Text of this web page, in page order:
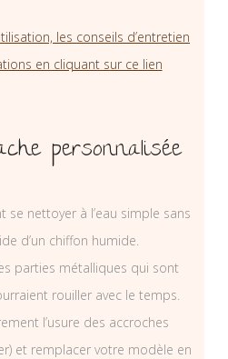
les conseils d’entretien
en cliquant sur ce lien
personnalisée
se nettoyer à l’eau simple sans
d’un chiffon humide.
parties métalliques qui sont
rouiller avec le temps.
l’usure des accroches
et remplacer votre modèle en